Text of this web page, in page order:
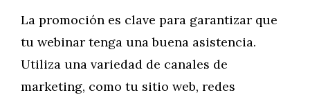
La promoción es clave para garantizar que
tu webinar tenga una buena asistencia.
Utiliza una variedad de canales de
marketing, como tu sitio web, redes